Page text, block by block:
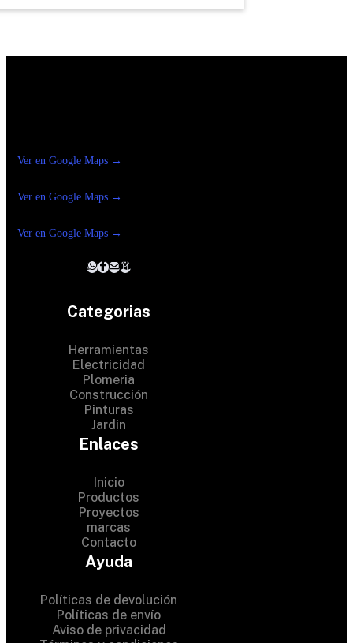
Ver en Google Maps →
Ver en Google Maps →
Ver en Google Maps →
Categorias
Herramientas
Electricidad
Plomeria
Construcción
Pinturas
Jardin
Enlaces
Inicio
Productos
Proyectos
marcas
Contacto
Ayuda
Políticas de devolución
Políticas de envío
Aviso de privacidad